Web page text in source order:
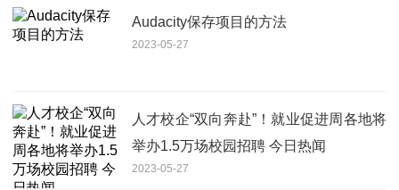
Audacity保存项目的方法
2023-05-27
人才校企“双向奔赴”！就业促进周各地将
举办1.5万场校园招聘 今日热闻
2023-05-27